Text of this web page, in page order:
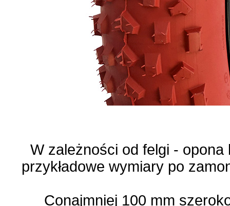
W zależności od felgi -
przykładowe wymiary po
Conajmniej 100 mm